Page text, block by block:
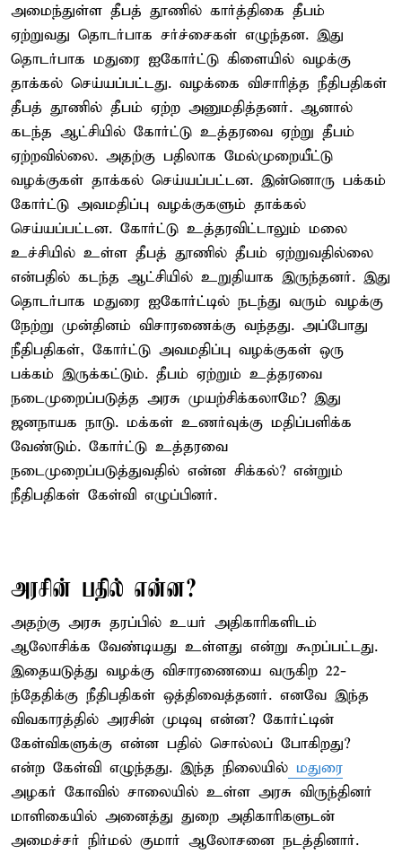
அமைந்துள்ள தீபத் தூணில் கார்த்திகை தீபம்
ஏற்றுவது தொடர்பாக சர்ச்சைகள் எழுந்தன. இது
தொடர்பாக மதுரை ஐகோர்ட்டு கிளையில் வழக்கு
தாக்கல் செய்யப்பட்டது. வழக்கை விசாரித்த நீதிபதிகள்
தீபத் தூணில் தீபம் ஏற்ற அனுமதித்தனர். ஆனால்
கடந்த ஆட்சியில் கோர்ட்டு உத்தரவை ஏற்று தீபம்
ஏற்றவில்லை. அதற்கு பதிலாக மேல்முறையீட்டு
வழக்குகள் தாக்கல் செய்யப்பட்டன. இன்னொரு பக்கம்
கோர்ட்டு அவமதிப்பு வழக்குகளும் தாக்கல்
செய்யப்பட்டன. கோர்ட்டு உத்தரவிட்டாலும் மலை
உச்சியில் உள்ள தீபத் தூணில் தீபம் ஏற்றுவதில்லை
என்பதில் கடந்த ஆட்சியில் உறுதியாக இருந்தனர். இது
தொடர்பாக மதுரை ஐகோர்ட்டில் நடந்து வரும் வழக்கு
நேற்று முன்தினம் விசாரணைக்கு வந்தது. அப்போது
நீதிபதிகள், கோர்ட்டு அவமதிப்பு வழக்குகள் ஒரு
பக்கம் இருக்கட்டும். தீபம் ஏற்றும் உத்தரவை
நடைமுறைப்படுத்த அரசு முயற்சிக்கலாமே? இது
ஜனநாயக நாடு. மக்கள் உணர்வுக்கு மதிப்பளிக்க
வேண்டும். கோர்ட்டு உத்தரவை
நடைமுறைப்படுத்துவதில் என்ன சிக்கல்? என்றும்
நீதிபதிகள் கேள்வி எழுப்பினர்.
அரசின் பதில் என்ன?
அதற்கு அரசு தரப்பில் உயர் அதிகாரிகளிடம்
ஆலோசிக்க வேண்டியது உள்ளது என்று கூறப்பட்டது.
இதையடுத்து வழக்கு விசாரணையை வருகிற 22-
ந்தேதிக்கு நீதிபதிகள் ஒத்திவைத்தனர். எனவே இந்த
விவகாரத்தில் அரசின் முடிவு என்ன? கோர்ட்டின்
கேள்விகளுக்கு என்ன பதில் சொல்லப் போகிறது?
என்ற கேள்வி எழுந்தது. இந்த நிலையில் மதுரை
அழகர் கோவில் சாலையில் உள்ள அரசு விருந்தினர்
மாளிகையில் அனைத்து துறை அதிகாரிகளுடன்
அமைச்சர் நிர்மல் குமார் ஆலோசனை நடத்தினார்.